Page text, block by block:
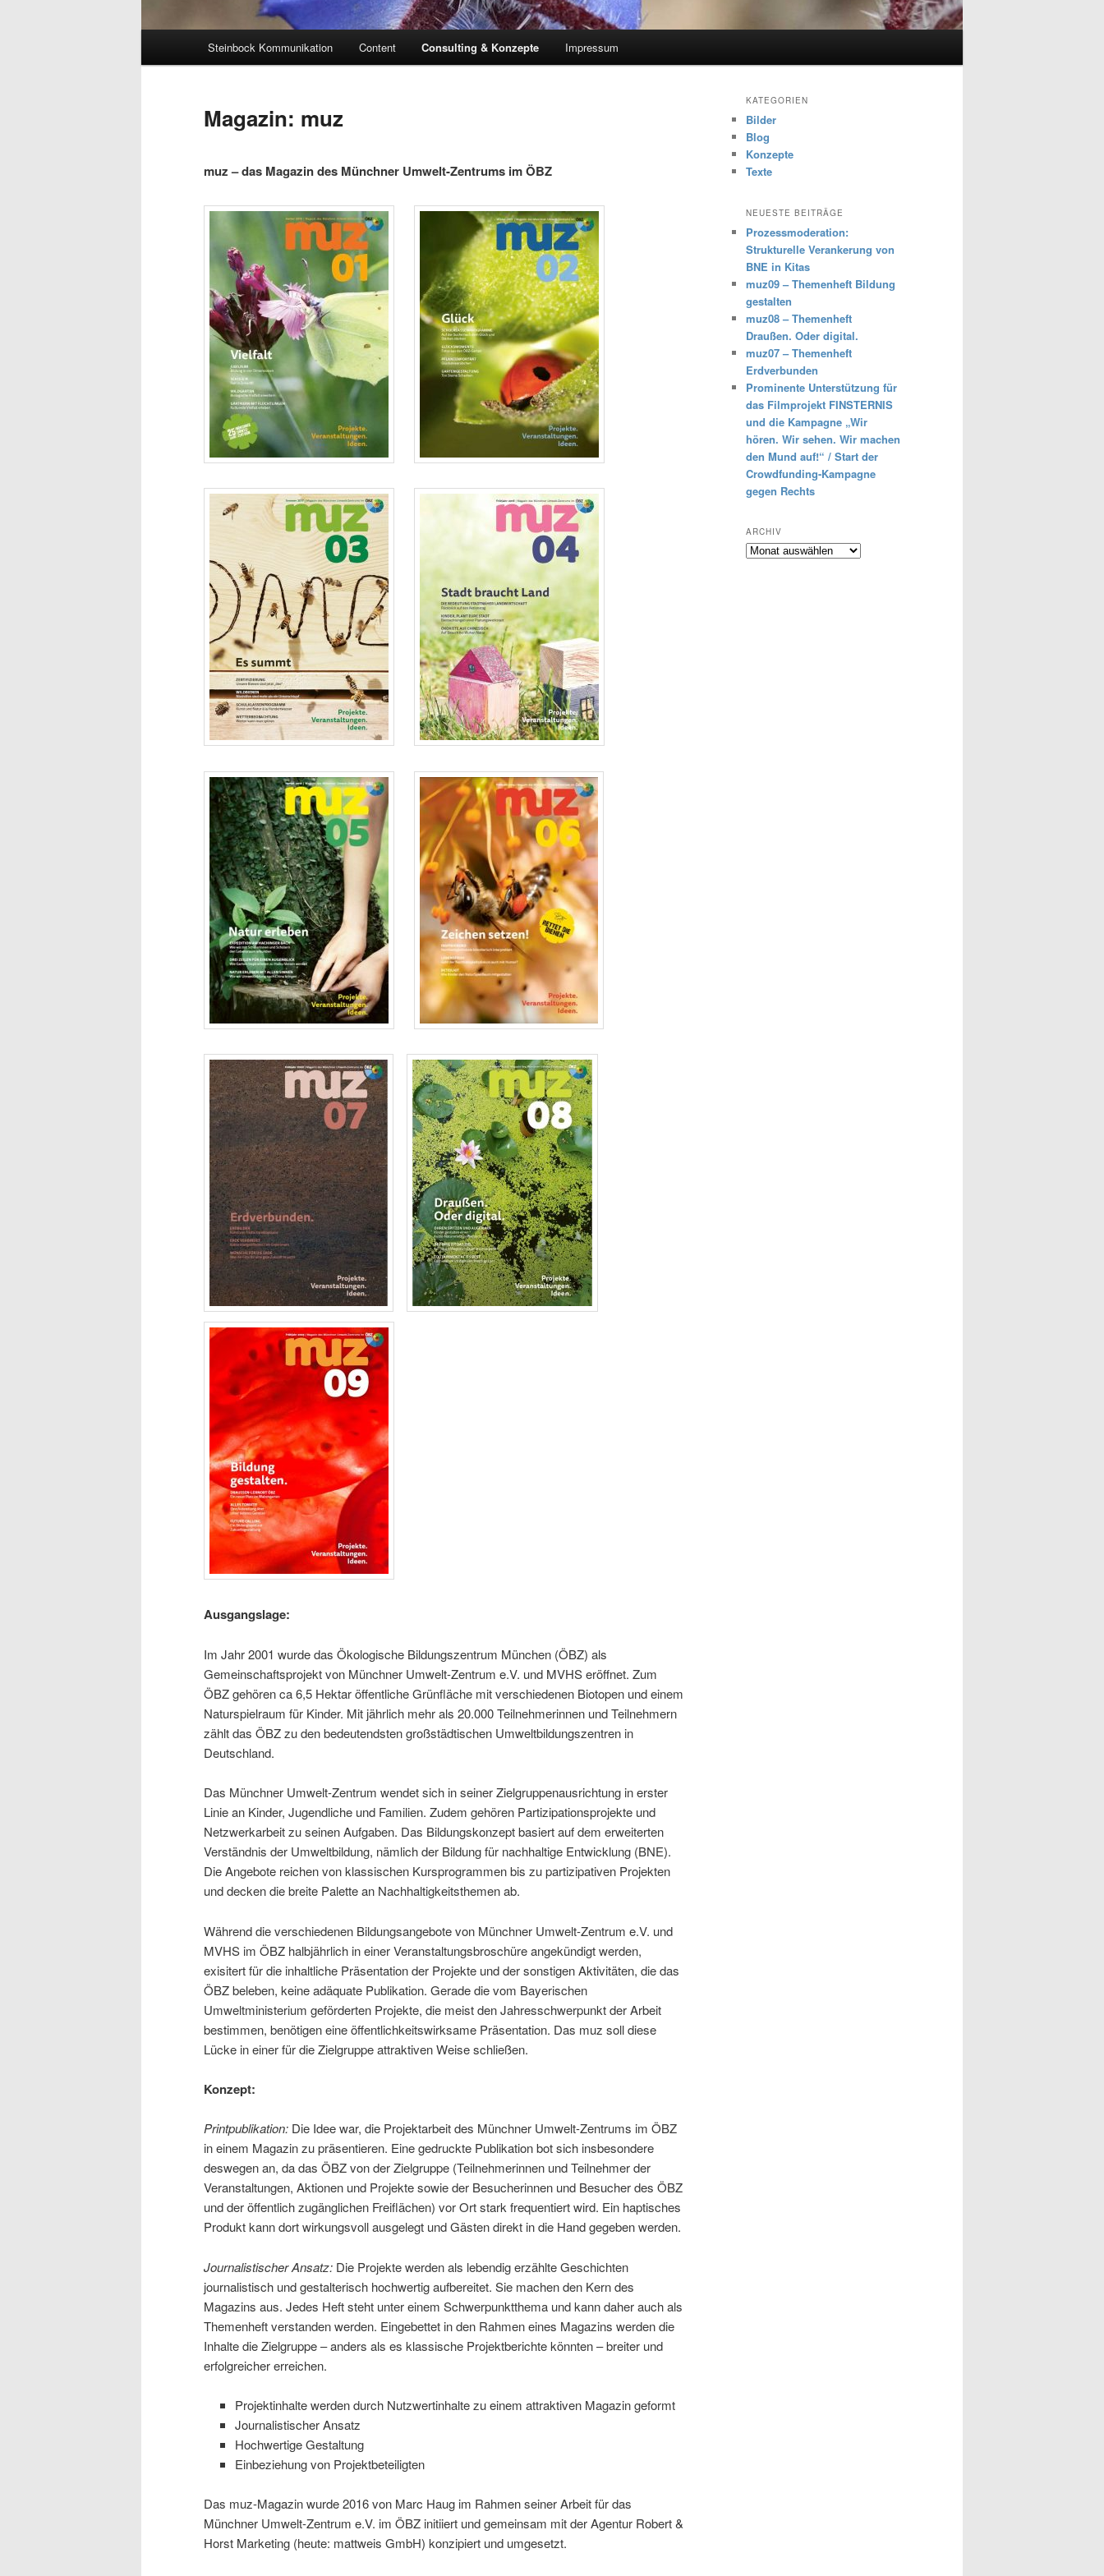
Steinbock Kommunikation Content Consulting & Konzepte Impressum
Magazin: muz
muz –das Magazin des Münchner Umwelt-Zentrums im ÖBZ
Ausgangslage:
Im Jahr 2001 wurde das Ökologische Bildungszentrum München (ÖBZ) als
Gemeinschaftsprojekt von Münchner Umwelt-Zentrum e.V. und MVHS eröffnet. Zum
ÖBZ gehören ca 6,5 Hektar öffentliche Grünfläche mit verschiedenen Biotopen und einem
Naturspielraum für Kinder. Mit jährlich mehr als 20.000 Teilnehmerinnen und Teilnehmern
zählt das ÖBZ zu den bedeutendsten großstädtischen Umweltbildungszentren in
Deutschland.
Das Münchner Umwelt-Zentrum wendet sich in seiner Zielgruppenausrichtung in erster
Linie an Kinder, Jugendliche und Familien. Zudem gehören Partizipationsprojekte und
Netzwerkarbeit zu seinen Aufgaben. Das Bildungskonzept basiert auf dem erweiterten
Verständnis der Umweltbildung, nämlich der Bildung für nachhaltige Entwicklung (BNE).
Die Angebote reichen von klassischen Kursprogrammen bis zu partizipativen Projekten
und decken die breite Palette an Nachhaltigkeitsthemen ab.
Während die verschiedenen Bildungsangebote von Münchner Umwelt-Zentrum e.V. und
MVHS im ÖBZ halbjährlich in einer Veranstaltungsbroschüre angekündigt werden,
exisitert für die inhaltliche Präsentation der Projekte und der sonstigen Aktivitäten, die das
ÖBZ beleben, keine adäquate Publikation. Gerade die vom Bayerischen
Umweltministerium geförderten Projekte, die meist den Jahresschwerpunkt der Arbeit
bestimmen, benötigen eine öffentlichkeitswirksame Präsentation. Das muz soll diese
Lücke in einer für die Zielgruppe attraktiven Weise schließen.
Konzept:
Printpublikation: Die Idee war, die Projektarbeit des Münchner Umwelt-Zentrums im ÖBZ
in einem Magazin zu präsentieren. Eine gedruckte Publikation bot sich insbesondere
deswegen an, da das ÖBZ von der Zielgruppe (Teilnehmerinnen und Teilnehmer der
Veranstaltungen, Aktionen und Projekte sowie der Besucherinnen und Besucher des ÖBZ
und der öffentlich zugänglichen Freiflächen) vor Ort stark frequentiert wird. Ein haptisches
Produkt kann dort wirkungsvoll ausgelegt und Gästen direkt in die Hand gegeben werden.
Journalistischer Ansatz: Die Projekte werden als lebendig erzählte Geschichten
journalistisch und gestalterisch hochwertig aufbereitet. Sie machen den Kern des
Magazins aus. Jedes Heft steht unter einem Schwerpunktthema und kann daher auch als
Themenheft verstanden werden. Eingebettet in den Rahmen eines Magazins werden die
Inhalte die Zielgruppe – anders als es klassische Projektberichte könnten – breiter und
erfolgreicher erreichen.
Projektinhalte werden durch Nutzwertinhalte zu einem attraktiven Magazin geformt
Journalistischer Ansatz
Hochwertige Gestaltung
Einbeziehung von Projektbeteiligten
Das muz-Magazin wurde 2016 von Marc Haug im Rahmen seiner Arbeit für das
Münchner Umwelt-Zentrum e.V. im ÖBZ initiiert und gemeinsam mit der Agentur Robert &
Horst Marketing (heute: mattweis GmbH) konzipiert und umgesetzt.
KATEGORIEN
Bilder
Blog
Konzepte
Texte
NEUESTE BEITRÄGE
Prozessmoderation:
Strukturelle Verankerung von
BNE in Kitas
muz09 – Themenheft Bildung
gestalten
muz08 – Themenheft
Draußen. Oder digital.
muz07 – Themenheft
Erdverbunden
Prominente Unterstützung für
das Filmprojekt FINSTERNIS
und die Kampagne „Wir
hören. Wir sehen. Wir machen
den Mund auf!“ / Start der
Crowdfunding-Kampagne
gegen Rechts
ARCHIV
Archiv